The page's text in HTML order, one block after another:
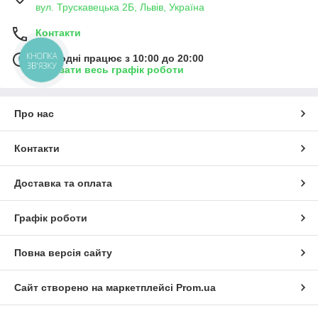
вул. Трускавецька 2Б, Львів, Україна
Контакти
Сьогодні працює з 10:00 до 20:00
Показати весь графік роботи
Про нас
Контакти
Доставка та оплата
Графік роботи
Повна версія сайту
Сайт створено на маркетплейсі Prom.ua
КНОПКА
ЗВ'ЯЗКУ